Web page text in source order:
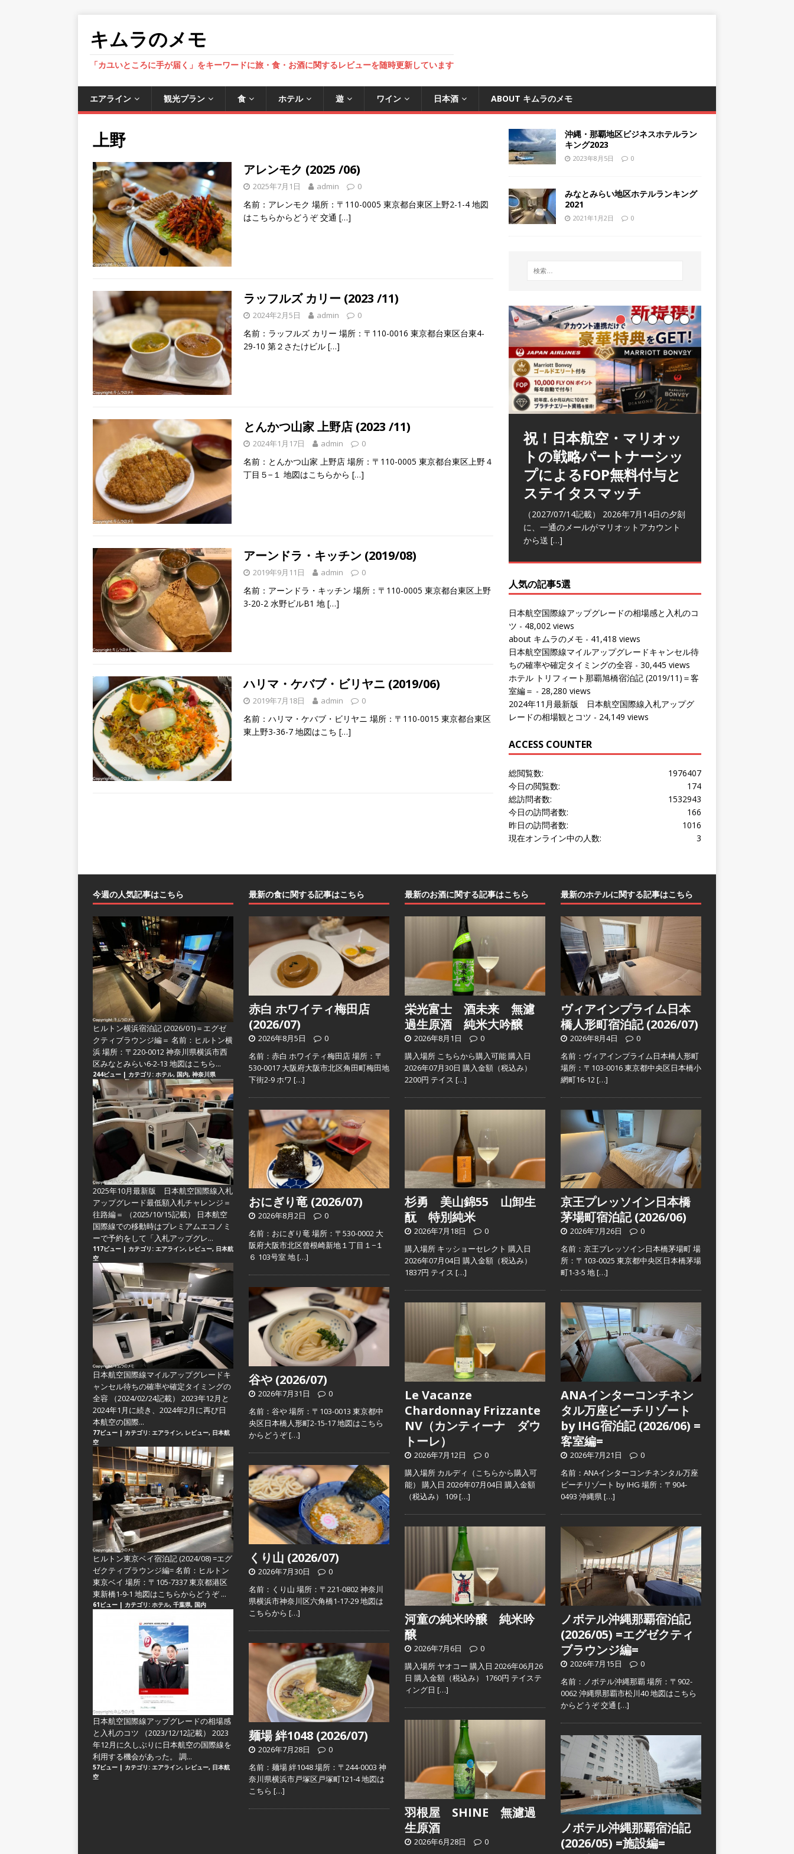
キムラのメモ
「カユいところに手が届く」をキーワードに旅・食・お酒に関するレビューを随時更新しています
エアライン 観光プラン 食 ホテル 遊 ワイン 日本酒 ABOUT キムラのメモ
上野
アレンモク (2025 /06)
2025年7月1日 admin 0
名前：アレンモク 場所：〒110-0005 東京都台東区上野2-1-4 地図
はこちらからどうぞ 交通 […]
ラッフルズ カリー (2023 /11)
2024年2月5日 admin 0
名前：ラッフルズ カリー 場所：〒110-0016 東京都台東区台東4-
29-10 第２さたけビル […]
とんかつ山家 上野店 (2023 /11)
2024年1月17日 admin 0
名前：とんかつ山家 上野店 場所：〒110-0005 東京都台東区上野４
丁目５−１ 地図はこちらから […]
アーンドラ・キッチン (2019/08)
2019年9月11日 admin 0
名前：アーンドラ・キッチン 場所：〒110-0005 東京都台東区上野
3-20-2 水野ビルB1 地 […]
ハリマ・ケバブ・ビリヤニ (2019/06)
2019年7月18日 admin 0
名前：ハリマ・ケバブ・ビリヤニ 場所：〒110-0015 東京都台東区
東上野3-36-7 地図はこち […]
沖縄・那覇地区ビジネスホテルラン
キング2023
2023年8月5日 0
みなとみらい地区ホテルランキング
2021
2021年1月2日 0
祝！日本航空・マリオッ
トの戦略パートナーシッ
プによるFOP無料付与と
ステイタスマッチ
（2027/07/14記載） 2026年7月14日の夕刻
に、一通のメールがマリオットアカウント
から送 […]
人気の記事5選
日本航空国際線アップグレードの相場感と入札のコ
ツ - 48,002 views
about キムラのメモ - 41,418 views
日本航空国際線マイルアップグレードキャンセル待
ちの確率や確定タイミングの全容 - 30,445 views
ホテル トリフィート那覇旭橋宿泊記 (2019/11)＝客
室編＝ - 28,280 views
2024年11月最新版 日本航空国際線入札アップグ
レードの相場観とコツ - 24,149 views
ACCESS COUNTER
1976407
総閲覧数:
174
今日の閲覧数:
1532943
総訪問者数:
166
今日の訪問者数:
1016
昨日の訪問者数:
3
現在オンライン中の人数:
今週の人気記事はこちら
ヒルトン横浜宿泊記 (2026/01)＝エグゼ
クティブラウンジ編＝ 名前：ヒルトン横
浜 場所：〒220-0012 神奈川県横浜市西
区みなとみらい6-2-13 地図はこちら...
244ビュー | カテゴリ: ホテル, 国内, 神奈川県
2025年10月最新版 日本航空国際線入札
アップグレード最低額入札チャレンジ＝
往路編＝
（2025/10/15記載） 日本航空
国際線での移動時はプレミアムエコノミ
ーで予約をして「入札アップグレ...
117ビュー | カテゴリ: エアライン, レビュー, 日本航
空
日本航空国際線マイルアップグレードキ
ャンセル待ちの確率や確定タイミングの
全容
（2024/02/24記載） 2023年12月と
2024年1月に続き、2024年2月に再び日
本航空の国際...
77ビュー | カテゴリ: エアライン, レビュー, 日本航
空
ヒルトン東京ベイ宿泊記 (2024/08) =エグ
ゼクティブラウンジ編=名前：ヒルトン
東京ベイ 場所：〒105-7337 東京都港区
東新橋1-9-1 地図はこちらからどうぞ ...
61ビュー | カテゴリ: ホテル, 千葉県, 国内
日本航空国際線アップグレードの相場感
と入札のコツ
（2023/12/12記載） 2023
年12月に久しぶりに日本航空の国際線を
利用する機会があった。 調...
57ビュー | カテゴリ: エアライン, レビュー, 日本航
空
最新の食に関する記事はこちら
赤白 ホワイティ梅田店
(2026/07)
2026年8月5日
0
名前：赤白 ホワイティ梅田店 場所：〒
530-0017 大阪府大阪市北区角田町梅田地
下街2-9 ホワ […]
おにぎり竜 (2026/07)
2026年8月2日
0
名前：おにぎり竜 場所：〒530-0002 大
阪府大阪市北区曾根崎新地１丁目１−１
６ 103号室 地[…]
谷や (2026/07)
2026年7月31日
0
名前：谷や 場所：〒103-0013 東京都中
央区日本橋人形町2-15-17 地図はこちら
からどうぞ[…]
くり山 (2026/07)
2026年7月30日
0
名前：くり山 場所：〒221-0802 神奈川
県横浜市神奈川区六角橋1-17-29 地図は
こちらから […]
麺場 絆1048 (2026/07)
2026年7月28日
0
名前：麺場 絆1048 場所：〒244-0003 神
奈川県横浜市戸塚区戸塚町121-4 地図は
こちら […]
最新のお酒に関する記事はこちら
栄光富士 酒未来 無濾
過生原酒 純米大吟醸
2026年8月1日
0
購入場所 こちらから購入可能 購入日
2026年07月30日 購入金額（税込み）
2200円 テイス […]
杉勇 美山錦55 山卸生
酛 特別純米
2026年7月18日
0
購入場所 キッショーセレクト 購入日
2026年07月04日 購入金額（税込み）
1837円 テイス […]
Le Vacanze
Chardonnay Frizzante
NV（カンティーナ ダウ
トーレ）
2026年7月12日
0
購入場所 カルディ（こちらから購入可
能） 購入日 2026年07月04日 購入金額
（税込み） 109[…]
河童の純米吟醸 純米吟
醸
2026年7月6日
0
購入場所 ヤオコー 購入日 2026年06月26
日 購入金額（税込み） 1760円 テイステ
ィング日 […]
羽根屋 SHINE 無濾過
生原酒
2026年6月28日
0
最新のホテルに関する記事はこちら
ヴィアインプライム日本
橋人形町宿泊記 (2026/07)
2026年8月4日
0
名前：ヴィアインプライム日本橋人形町
場所：〒103-0016 東京都中央区日本橋小
網町16-12[…]
京王プレッソイン日本橋
茅場町宿泊記 (2026/06)
2026年7月26日
0
名前：京王プレッソイン日本橋茅場町 場
所：〒103-0025 東京都中央区日本橋茅場
町1-3-5 地[…]
ANAインターコンチネン
タル万座ビーチリゾート
by IHG宿泊記 (2026/06) =
客室編=
2026年7月21日
0
名前：ANAインターコンチネンタル万座
ビーチリゾート by IHG 場所：〒904-
0493 沖縄県[…]
ノボテル沖縄那覇宿泊記
(2026/05) =エグゼクティ
ブラウンジ編=
2026年7月15日
0
名前：ノボテル沖縄那覇 場所：〒902-
0062 沖縄県那覇市松川40 地図はこちら
からどうぞ 交通 […]
ノボテル沖縄那覇宿泊記
(2026/05) =施設編=